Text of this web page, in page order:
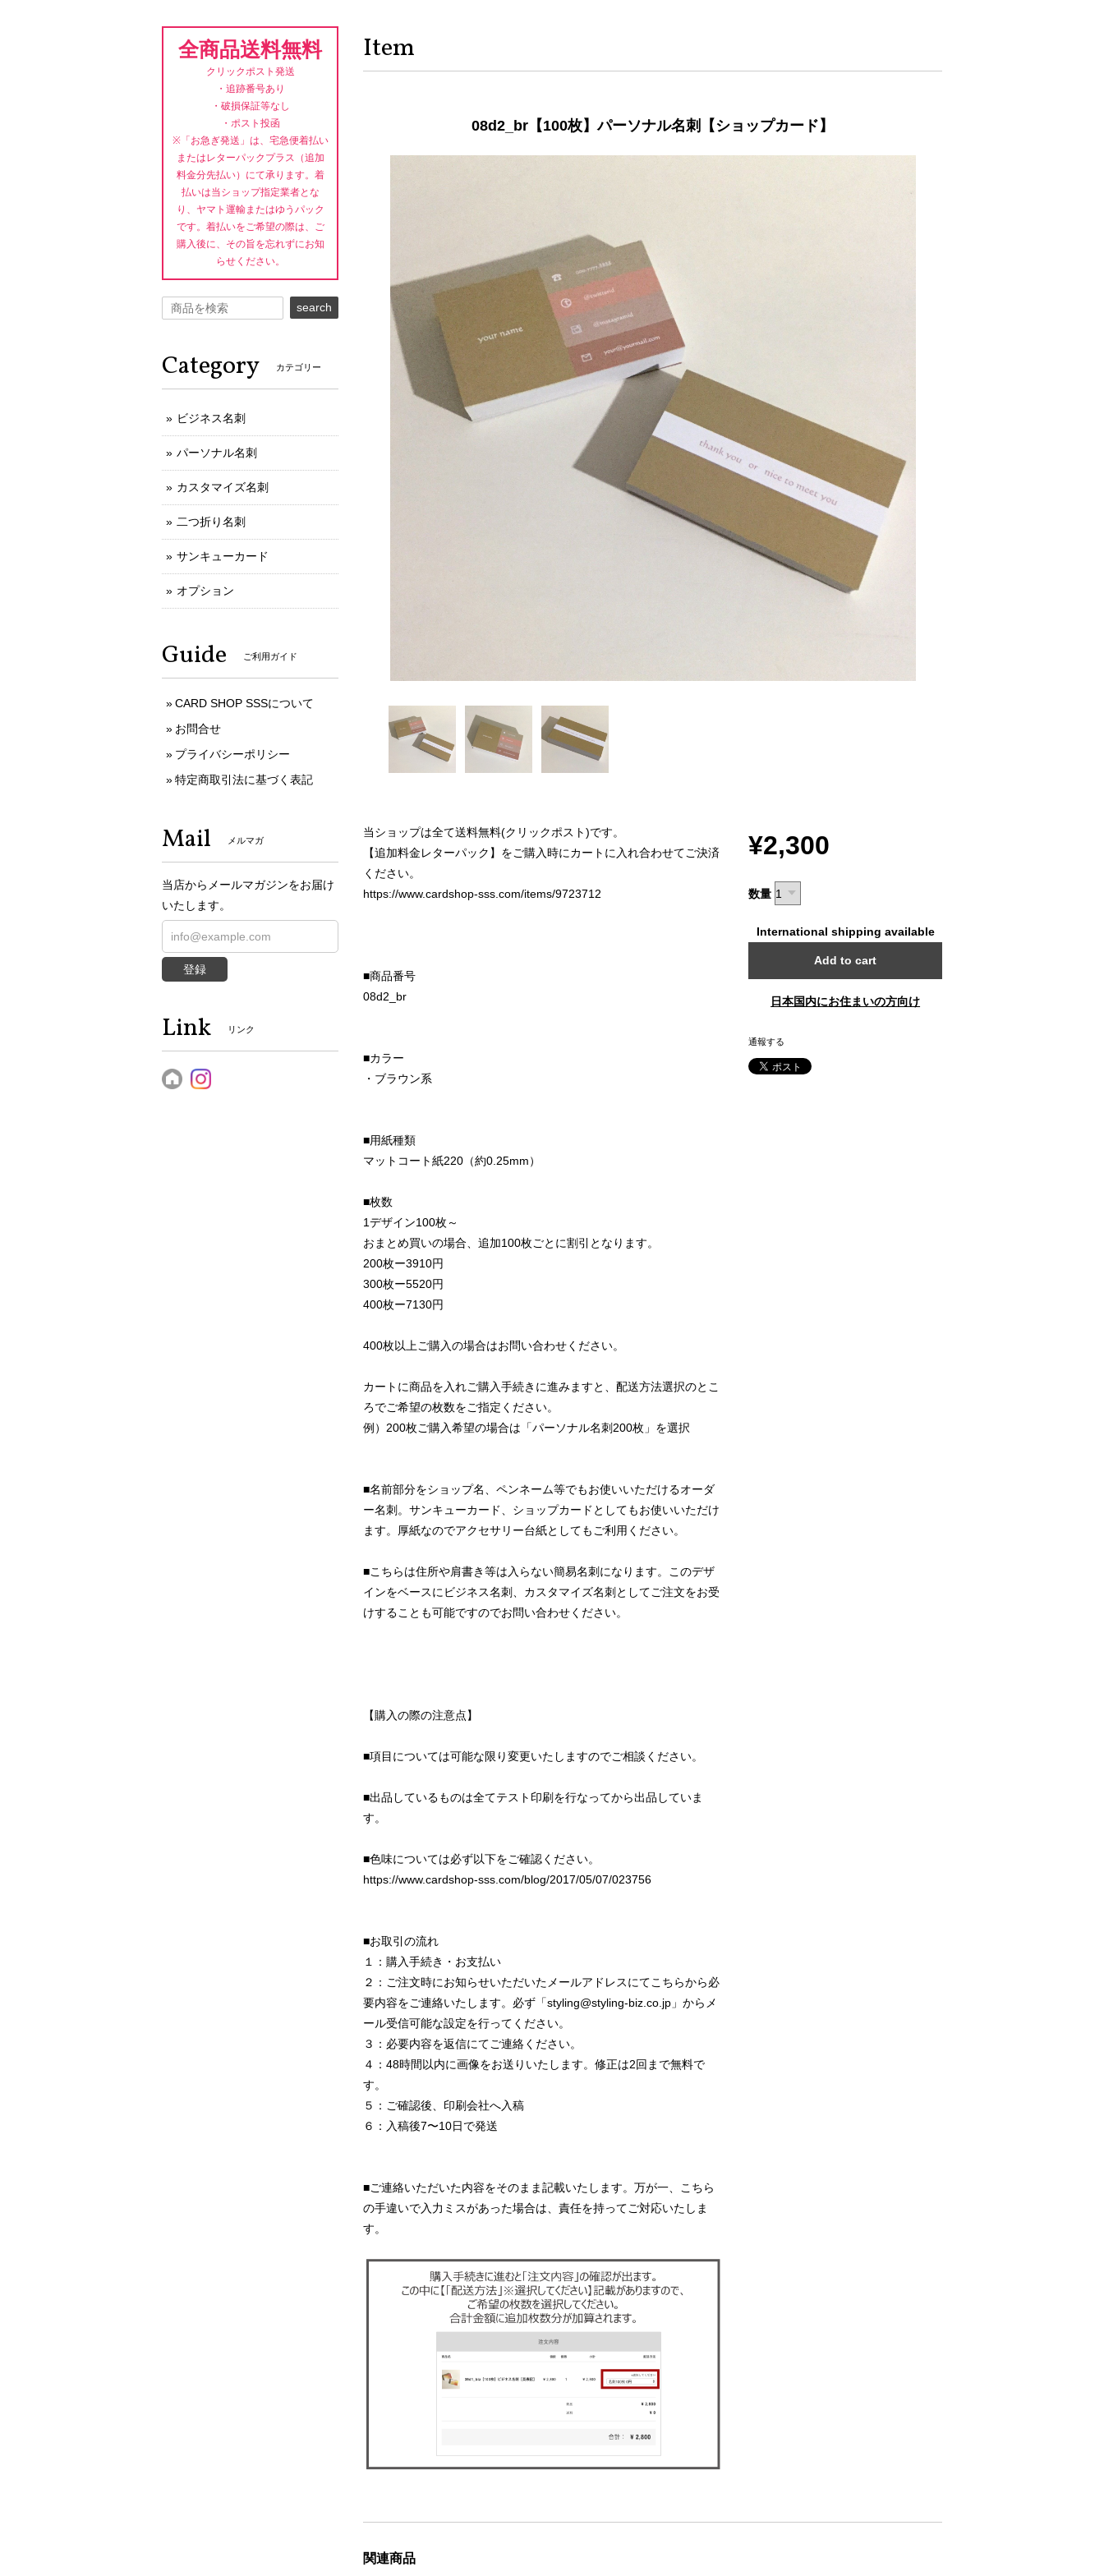
Item
08d2_br【100枚】パーソナル名刺【ショップカード】
当ショップは全て送料無料(クリックポスト)です。
【追加料金レターパック】をご購入時にカートに入れ合わせてご決済
ください。
https://www.cardshop-sss.com/items/9723712
■商品番号
08d2_br
■カラー
・ブラウン系
■用紙種類
マットコート紙220（約0.25mm）
■枚数
1デザイン100枚～
おまとめ買いの場合、追加100枚ごとに割引となります。
200枚ー3910円
300枚ー5520円
400枚ー7130円
400枚以上ご購入の場合はお問い合わせください。
カートに商品を入れご購入手続きに進みますと、配送方法選択のとこ
ろでご希望の枚数をご指定ください。
例）200枚ご購入希望の場合は「パーソナル名刺200枚」を選択
■名前部分をショップ名、ペンネーム等でもお使いいただけるオーダ
ー名刺。サンキューカード、ショップカードとしてもお使いいただけ
ます。厚紙なのでアクセサリー台紙としてもご利用ください。
■こちらは住所や肩書き等は入らない簡易名刺になります。このデザ
インをベースにビジネス名刺、カスタマイズ名刺としてご注文をお受
けすることも可能ですのでお問い合わせください。
【購入の際の注意点】
■項目については可能な限り変更いたしますのでご相談ください。
■出品しているものは全てテスト印刷を行なってから出品していま
す。
■色味については必ず以下をご確認ください。
https://www.cardshop-sss.com/blog/2017/05/07/023756
■お取引の流れ
１：購入手続き・お支払い
２：ご注文時にお知らせいただいたメールアドレスにてこちらから必
要内容をご連絡いたします。必ず「styling@styling-biz.co.jp 」からメ
ール受信可能な設定を行ってください。
３：必要内容を返信にてご連絡ください。
４：48時間以内に画像をお送りいたします。修正は2回まで無料で
す。
５：ご確認後、印刷会社へ入稿
６：入稿後7〜10日で発送
■ご連絡いただいた内容をそのまま記載いたします。万が一、こちら
の手違いで入力ミスがあった場合は、責任を持ってご対応いたしま
す。
¥2,300
数量
International shipping available
Add to cart
日本国内にお住まいの方向け
通報する
関連商品
全商品送料無料
クリックポスト発送
・追跡番号あり
・破損保証等なし
・ポスト投函
※「お急ぎ発送」は、宅急便着払い
またはレターパックプラス（追加
料金分先払い）にて承ります。着
払いは当ショップ指定業者とな
り、ヤマト運輸またはゆうパック
です。着払いをご希望の際は、ご
購入後に、その旨を忘れずにお知
らせください。
search
Category カテゴリー
ビジネス名刺
パーソナル名刺
カスタマイズ名刺
二つ折り名刺
サンキューカード
オプション
Guide ご利用ガイド
CARD SHOP SSSについて
お問合せ
プライバシーポリシー
特定商取引法に基づく表記
Mail メルマガ
当店からメールマガジンをお届け
いたします。
登録
Link リンク